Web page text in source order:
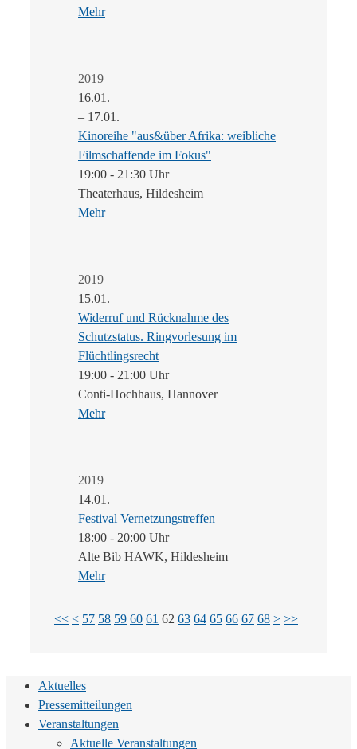
Mehr
2019
16.01.
– 17.01.
Kinoreihe "aus&über Afrika: weibliche
Filmschaffende im Fokus"
19:00 - 21:30 Uhr
Theaterhaus, Hildesheim
Mehr
2019
15.01.
Widerruf und Rücknahme des
Schutzstatus. Ringvorlesung im
Flüchtlingsrecht
19:00 - 21:00 Uhr
Conti-Hochhaus, Hannover
Mehr
2019
14.01.
Festival Vernetzungstreffen
18:00 - 20:00 Uhr
Alte Bib HAWK, Hildesheim
Mehr
<< < 57 58 59 60 61 62 63 64 65 66 67 68 > >>
Aktuelles
Pressemitteilungen
Veranstaltungen
Aktuelle Veranstaltungen